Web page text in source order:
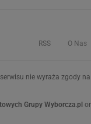
RSS O Nas
nie wyraża zgody
Grupy Wyborcza.pl